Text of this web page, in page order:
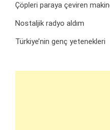
Çöpleri paraya çeviren
Nostaljik radyo aldım
Türkiye’nin genç yetenekleri